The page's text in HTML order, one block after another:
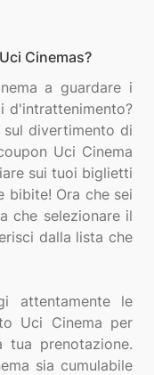
Cinemas?
a guardare i
d'intrattenimento?
divertimento di
Uci Cinema
sui tuoi biglietti
bibite! Ora che sei
che selezionare il
dalla lista che
attentamente le
Uci Cinema per
prenotazione.
sia cumulabile